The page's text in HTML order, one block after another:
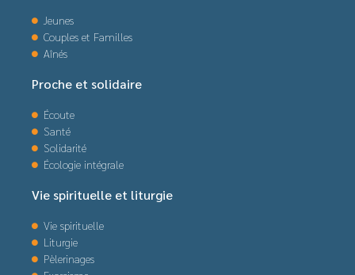
Jeunes
Couples et Familles
Aînés
Proche et solidaire
Écoute
Santé
Solidarité
Écologie intégrale
Vie spirituelle et liturgie
Vie spirituelle
Liturgie
Pèlerinages